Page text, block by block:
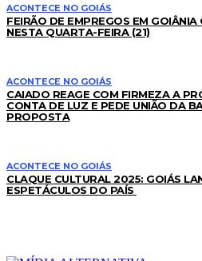
ACONTECE NO GOIÁS
FEIRÃO DE EMPREGOS EM
NESTA QUARTA-FEIRA (21)
ACONTECE NO GOIÁS
CAIADO REAGE COM FIRMEZA A
CONTA DE LUZ E PEDE UNIÃO DA
PROPOSTA
ACONTECE NO GOIÁS
CLAQUE CULTURAL 2025: GOIÁS
ESPETÁCULOS DO PAÍS